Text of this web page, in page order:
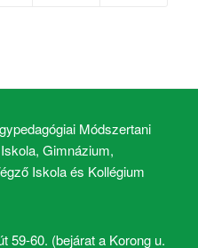
Módszertani
Gimnázium,
Iskola és Kollégium
59-60. (bejárat a Korong u.